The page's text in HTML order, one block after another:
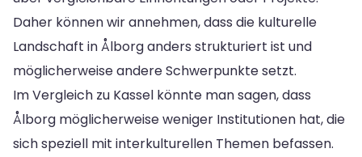
Daher können wir annehmen, dass die kulturelle
Landschaft in Ålborg anders strukturiert ist und
möglicherweise andere Schwerpunkte setzt.
Im Vergleich zu Kassel könnte man sagen, dass
Ålborg möglicherweise weniger Institutionen hat, die
sich speziell mit interkulturellen Themen befassen.